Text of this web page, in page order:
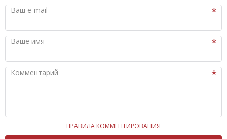
Ваш e-mail
Ваше имя
Комментарий
Чтобы ваш комментарий был опубликован на сайте,
ПРАВИЛА КОММЕНТИРОВАНИЯ